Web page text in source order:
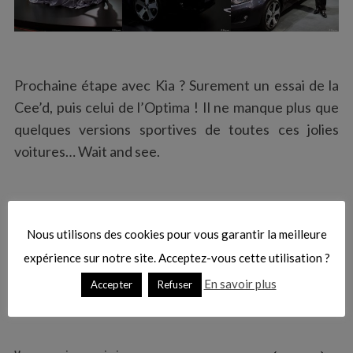
Prochaine étape avec Kia ? Surement un essai de la
Cee’d, puis celui de l’Optima ! Il ne manque plus que
quelques versions sportives de toutes ces jolies
voitures… Wait and see.
r
Nous utilisons des cookies pour vous garantir la meilleure
expérience sur notre site. Acceptez-vous cette utilisation ?
Accepter Refuser En savoir plus